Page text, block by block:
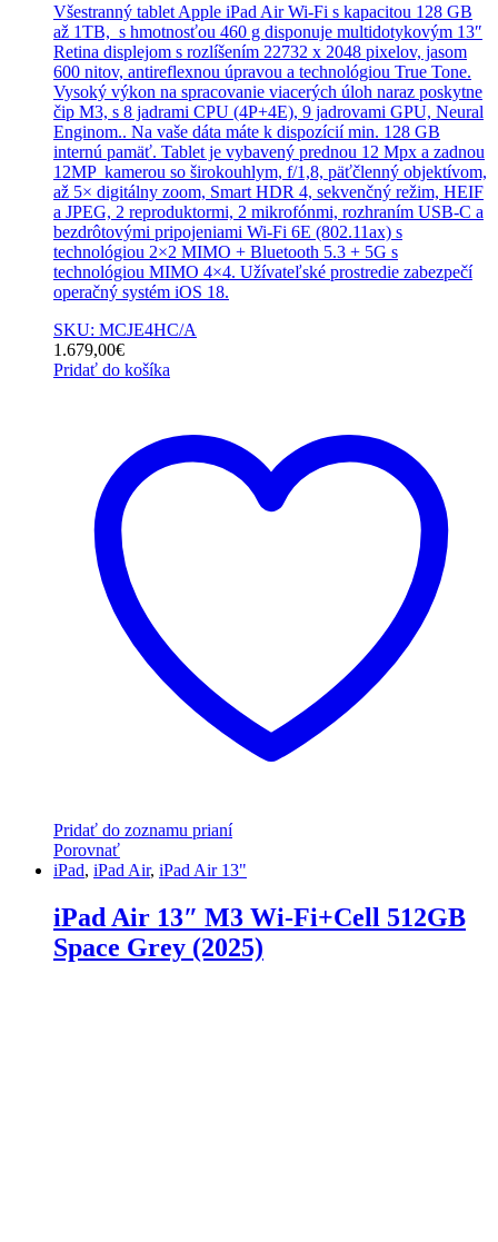
Všestranný tablet Apple iPad Air Wi-Fi s kapacitou 128 GB
až 1TB, s hmotnosťou 460 g disponuje multidotykovým 13″
Retina displejom s rozlíšením 22732 x 2048 pixelov, jasom
600 nitov, antireflexnou úpravou a technológiou True Tone.
Vysoký výkon na spracovanie viacerých úloh naraz poskytne
čip M3, s 8 jadrami CPU (4P+4E), 9 jadrovami GPU, Neural
Enginom.. Na vaše dáta máte k dispozícií min. 128 GB
internú pamäť. Tablet je vybavený prednou 12 Mpx a zadnou
12MP kamerou so širokouhlym, f/1,8, päťčlenný objektívom,
až 5× digitálny zoom, Smart HDR 4, sekvenčný režim, HEIF
a JPEG, 2 reproduktormi, 2 mikrofónmi, rozhraním USB-C a
bezdrôtovými pripojeniami Wi-Fi 6E (802.11ax) s
technológiou 2×2 MIMO + Bluetooth 5.3 + 5G s
technológiou MIMO 4×4. Užívateľské prostredie zabezpečí
operačný systém iOS 18.
SKU: MCJE4HC/A
1.679,00€
Pridať do košíka
Pridať do zoznamu prianí
Porovnať
iPad, iPad Air, iPad Air 13"
iPad Air 13″ M3 Wi-Fi+Cell 512GB
Space Grey (2025)